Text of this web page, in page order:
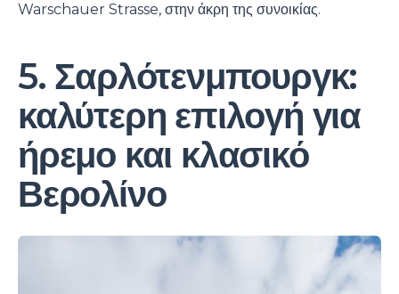
Warschauer Strasse, στην άκρη της συνοικίας.
5. Σαρλότενμπουργκ:
καλύτερη επιλογή για
ήρεμο και κλασικό
Βερολίνο